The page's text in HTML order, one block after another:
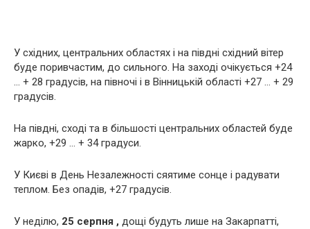
У східних, центральних областях і на півдні східний вітер
буде поривчастим, до сильного. На заході очікується +24
… + 28 градусів, на півночі і в Вінницькій області +27 … + 29
градусів.
На півдні, сході та в більшості центральних областей буде
жарко, +29 … + 34 градуси.
У Києві в День Незалежності сяятиме сонце і радувати
теплом. Без опадів, +27 градусів.
У неділю, 25 серпня , дощі будуть лише на Закарпатті,